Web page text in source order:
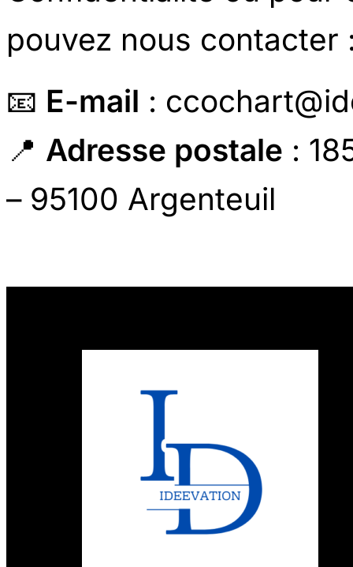
pouvez nous contacter
📧 E-mail :
📍 Adresse postale :
– 95100 Argenteuil